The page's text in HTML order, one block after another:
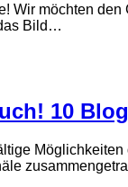
Wir möchten
Bild…
10